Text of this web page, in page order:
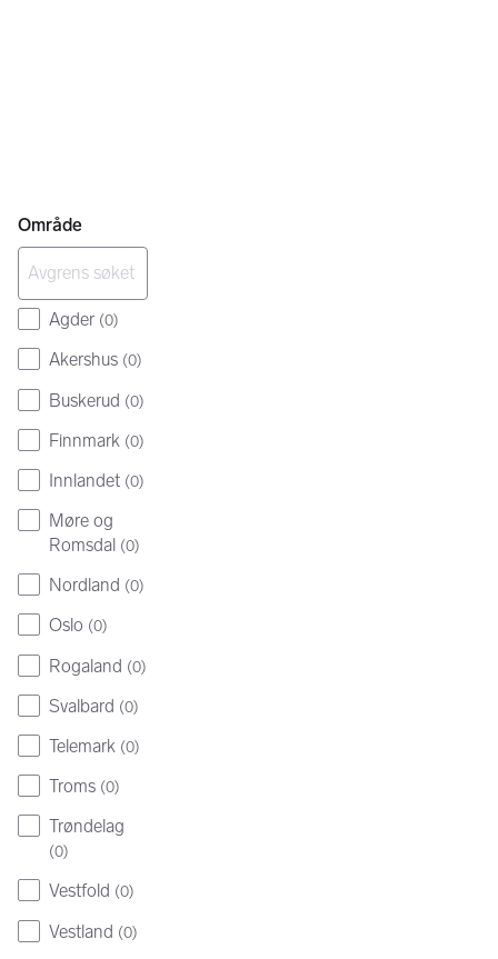
Område
Agder (0)
Akershus (0)
Buskerud (0)
Finnmark (0)
Innlandet (0)
Møre og
Romsdal (0)
Nordland (0)
Oslo (0)
Rogaland (0)
Svalbard (0)
Telemark (0)
Troms (0)
Trøndelag
(0)
Vestfold (0)
Vestland (0)